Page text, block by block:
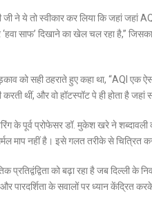
ने ये तो स्वीकार कर लिया कि जहां जहां
साफ’ दिखाने का खेल चल रहा है,”
को सही ठहराते हुए कहा था, “AQI एक
थीं, और वो हॉटस्पॉट पे ही होता है
के पूर्व प्रोफेसर डॉ. मुकेश खरे ने
माप नहीं है। इसे गलत तरीके से
प्रतिद्वंद्विता को बढ़ा रहा है जब दिल्ली
पारदर्शिता के सवालों पर ध्यान केंद्रित